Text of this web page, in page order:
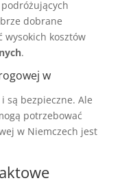
dobrane
wysokich kosztów
.
w
są bezpieczne. Ale
potrzebować
w Niemczech jest